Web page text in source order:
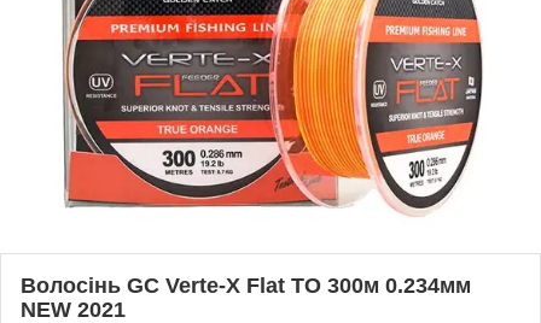
Волосінь GC Verte-X Flat TO 300м 0.234мм
NEW 2021